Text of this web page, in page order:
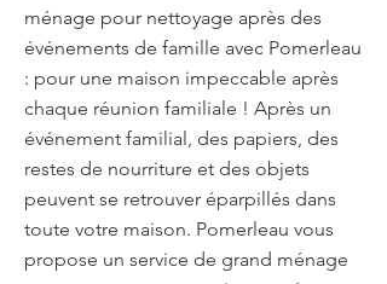
ménage pour nettoyage après des
événements de famille avec Pomerleau
: pour une maison impeccable après
chaque réunion familiale ! Après un
événement familial, des papiers, des
restes de nourriture et des objets
peuvent se retrouver éparpillés dans
toute votre maison. Pomerleau vous
propose un service de grand ménage